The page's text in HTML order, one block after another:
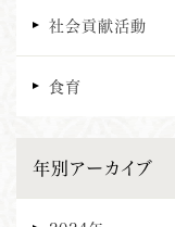
社会貢献活動
食育
年別アーカイブ